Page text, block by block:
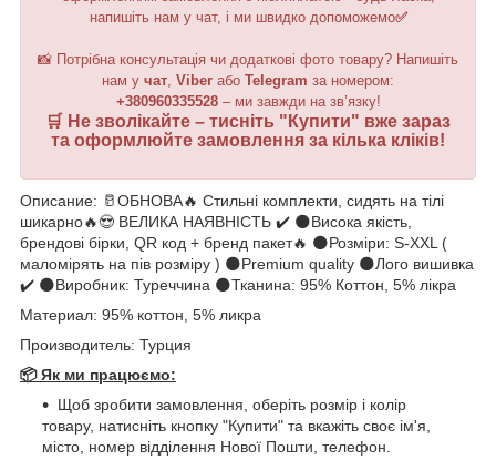
напишіть нам у чат, і ми швидко допоможемо✅
📸 Потрібна консультація чи додаткові фото товару? Напишіть
нам у чат Viber або Telegram за номером:
+380960335528– ми завжди на зв’язку!
🛒 Не зволікайте – тисніть " Купити" вже зараз
та оформлюйте замовлення за кілька кліків!
Описание: 🥛ОБНОВА🔥 Стильні комплекти, сидять на тілі
шикарно🔥😍 ВЕЛИКА НАЯВНІСТЬ ✔️ 🌑Висока якість,
брендові бірки, QR код + бренд пакет🔥 🌑Розміри: S-XXL (
маломірять на пів розміру ) 🌑Premium quality 🌑Лого вишивка
✔️ 🌑Виробник: Туреччина 🌑Тканина: 95% Коттон, 5% лікра
Материал: 95% коттон, 5% ликра
Производитель: Турция
📦 Як ми працюємо:
Щоб зробити замовлення, оберіть розмір і колір
товару, натисніть кнопку "Купити" та вкажіть своє ім'я,
місто, номер відділення Нової Пошти, телефон.